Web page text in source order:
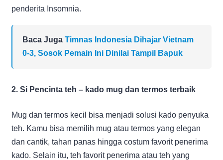
penderita Insomnia.
Baca Juga Timnas Indonesia Dihajar Vietnam
0-3, Sosok Pemain Ini Dinilai Tampil Bapuk
2. Si Pencinta teh – kado mug dan termos terbaik
Mug dan termos kecil bisa menjadi solusi kado penyuka
teh. Kamu bisa memilih mug atau termos yang elegan
dan cantik, tahan panas hingga costum favorit penerima
kado. Selain itu, teh favorit penerima atau teh yang